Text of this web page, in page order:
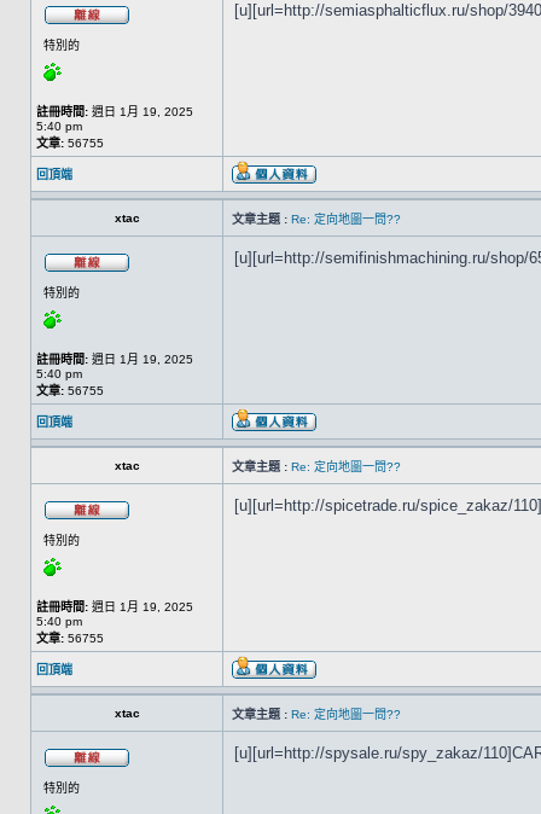
特別的
註冊時間: 週日 1月 19, 2025
5:40 pm
文章: 56755
[u][url=http://semiasphalticflux.ru/shop/
回頂端
xtac 文章主題 : Re: 定向地圖一問??
特別的
註冊時間: 週日 1月 19, 2025
5:40 pm
文章: 56755
[u][url=http://semifinishmachining.ru/shop/
回頂端
xtac 文章主題 : Re: 定向地圖一問??
特別的
註冊時間: 週日 1月 19, 2025
5:40 pm
文章: 56755
[u][url=http://spicetrade.ru/spice_zakaz/
回頂端
xtac 文章主題 : Re: 定向地圖一問??
特別的
[u][url=http://spysale.ru/spy_zakaz/